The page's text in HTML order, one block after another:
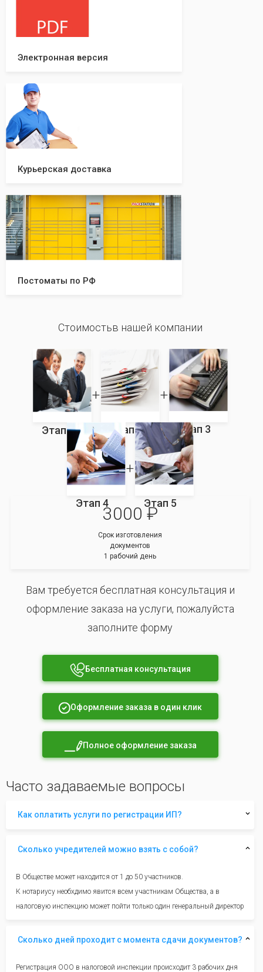
Электронная версия
Курьерская доставка
Постоматы по РФ
Стоимостьв нашей компании
Этап 1 Этап 2 Этап 3
Этап 4 Этап 5
3000 ₽
Срок изготовления
документов
1 рабочий день
Вам требуется бесплатная консультация и
оформление заказа на услуги, пожалуйста
заполните форму
Бесплатная консультация
Оформление заказа в один клик
Полное оформление заказа
Часто задаваемые вопросы
Как оплатить услуги по регистрации ИП?
Сколько учредителей можно взять с собой?
В Обществе может находится от 1 до 50 участников.
К нотариусу необхдимо явится всем участникам Общества, а в
налоговую инспекцию может пойти только один генеральный директор
Сколько дней проходит с момента сдачи документов?
Регистрация ООО в налоговой инспекции происходит 3 рабочих дня